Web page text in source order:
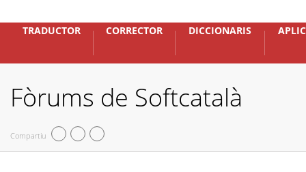
TRADUCTOR CORRECTOR DICCIONARIS
Fòrums de Softcatalà
Compartiu